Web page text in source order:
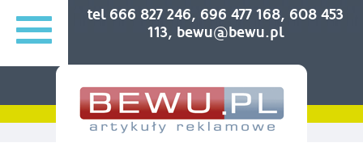
tel 666 827 246, 696 477 168, 608 453
113, bewu@bewu.pl